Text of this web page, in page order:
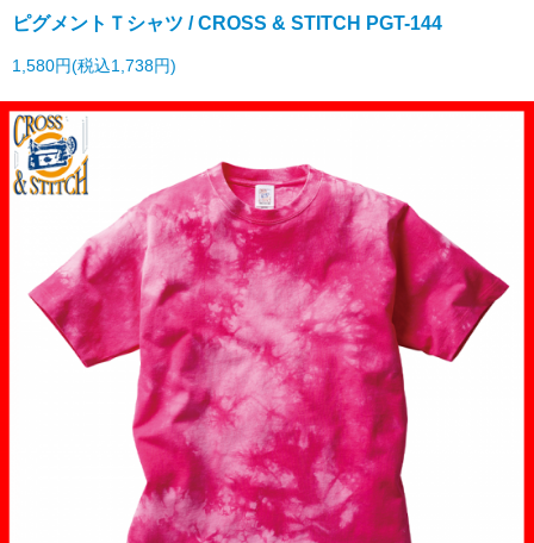
ピグメントＴシャツ / CROSS & STITCH PGT-144
1,580円(税込1,738円)